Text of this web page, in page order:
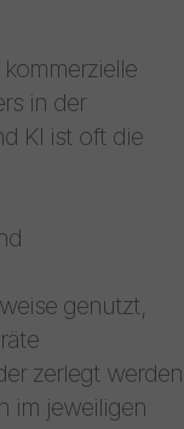
in der
KI ist oft die
genutzt,
zerlegt werden
im jeweiligen